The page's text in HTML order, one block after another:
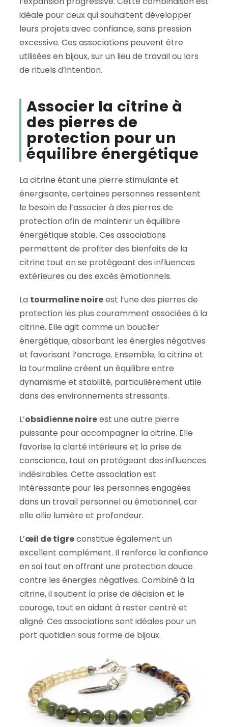
idéale pour ceux qui souhaitent développer
leurs projets avec confiance, sans pression
excessive. Ces associations peuvent être
utilisées en bijoux, sur un lieu de travail ou lors
de rituels d’intention.
Associer la citrine à
des pierres de
protection pour un
équilibre énergétique
La citrine étant une pierre stimulante et
énergisante, certaines personnes ressentent
le besoin de l’associer à des pierres de
protection afin de maintenir un équilibre
énergétique stable. Ces associations
permettent de profiter des bienfaits de la
citrine tout en se protégeant des influences
extérieures ou des excès émotionnels.
La tourmaline noireest l’une des pierres de
protection les plus couramment associées à la
citrine. Elle agit comme un bouclier
énergétique, absorbant les énergies négatives
et favorisant l’ancrage. Ensemble, la citrine et
la tourmaline créent un équilibre entre
dynamisme et stabilité, particulièrement utile
dans des environnements stressants.
L’obsidienne noireest une autre pierre
puissante pour accompagner la citrine. Elle
favorise la clarté intérieure et la prise de
conscience, tout en protégeant des influences
indésirables. Cette association est
intéressante pour les personnes engagées
dans un travail personnel ou émotionnel, car
elle allie lumière et profondeur.
L’œil de tigreconstitue également un
excellent complément. Il renforce la confiance
en soi tout en offrant une protection douce
contre les énergies négatives. Combiné à la
citrine, il soutient la prise de décision et le
courage, tout en aidant à rester centré et
aligné. Ces associations sont idéales pour un
port quotidien sous forme de bijoux.